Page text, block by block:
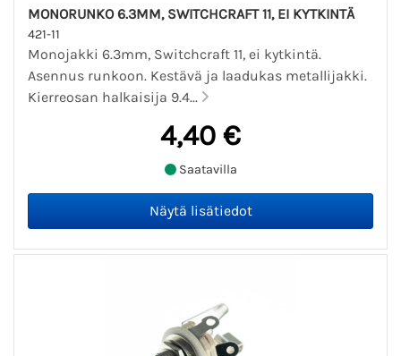
MONORUNKO 6.3MM, SWITCHCRAFT 11, EI KYTKINTÄ
421-11
Monojakki 6.3mm, Switchcraft 11, ei kytkintä.
Asennus runkoon. Kestävä ja laadukas metallijakki.
Kierreosan halkaisija 9.4...
4,40 €
Saatavilla